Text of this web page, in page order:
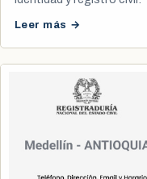
Leer más →